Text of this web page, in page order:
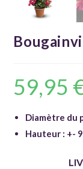
59,95
Diamètre du
Hauteur : +-